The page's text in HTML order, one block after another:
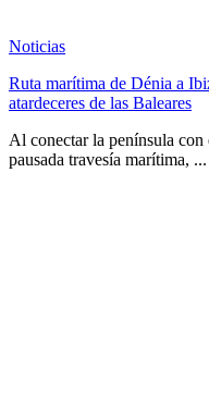
Noticias
Ruta marítima de Dénia a
atardeceres de las Baleares
Al conectar la península con
pausada travesía marítima, ...